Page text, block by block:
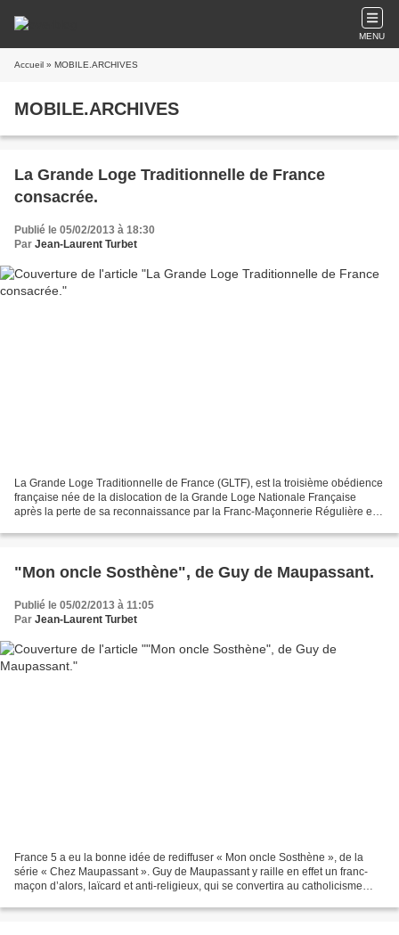
MENU
Accueil » MOBILE.ARCHIVES
MOBILE.ARCHIVES
La Grande Loge Traditionnelle de France
consacrée.
Publié le 05/02/2013 à 18:30
Par Jean-Laurent Turbet
La Grande Loge Traditionnelle de France (GLTF), est la troisième obédience
française née de la dislocation de la Grande Loge Nationale Française
après la perte de sa reconnaissance par la Franc-Maçonnerie Régulière en
"Mon oncle Sosthène", de Guy de Maupassant.
Publié le 05/02/2013 à 11:05
Par Jean-Laurent Turbet
France 5 a eu la bonne idée de rediffuser « Mon oncle Sosthène », de la
série « Chez Maupassant ». Guy de Maupassant y raille en effet un franc-
maçon d’alors, laïcard et anti-religieux, qui se convertira au catholicisme